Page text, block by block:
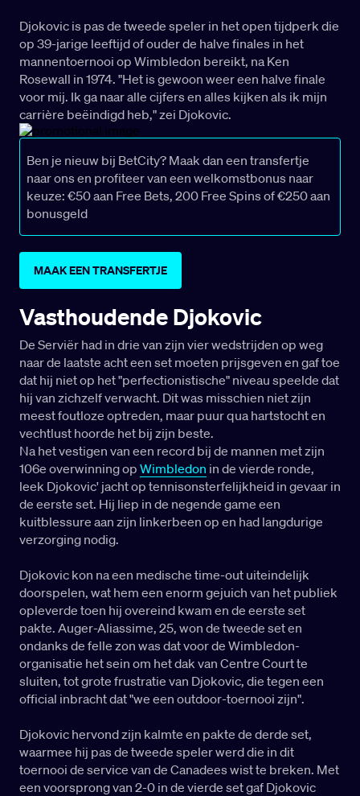
Djokovic is pas de tweede speler in het open tijdperk die
op 39-jarige leeftijd of ouder de halve finales in het
mannentoernooi op Wimbledon bereikt, na Ken
Rosewall in 1974. "Het is gewoon weer een halve finale
voor mij. Ik ga naar alle cijfers en alles kijken als ik mijn
carrière beëindigd heb," zei Djokovic.
Ben je nieuw bij BetCity? Maak dan een transfertje
naar ons en profiteer van een welkomstbonus naar
keuze: €50 aan Free Bets, 200 Free Spins of €250 aan
bonusgeld
MAAK EEN TRANSFERTJE
Vasthoudende Djokovic
De Serviër had in drie van zijn vier wedstrijden op weg
naar de laatste acht een set moeten prijsgeven en gaf toe
dat hij niet op het "perfectionistische" niveau speelde dat
hij van zichzelf verwacht. Dit was misschien niet zijn
meest foutloze optreden, maar puur qua hartstocht en
vechtlust hoorde het bij zijn beste.
Na het vestigen van een record bij de mannen met zijn
106e overwinning op Wimbledon in de vierde ronde,
leek Djokovic' jacht op tennisonsterfelijkheid in gevaar in
de eerste set. Hij liep in de negende game een
kuitblessure aan zijn linkerbeen op en had langdurige
verzorging nodig.
Djokovic kon na een medische time-out uiteindelijk
doorspelen, wat hem een enorm gejuich van het publiek
opleverde toen hij overeind kwam en de eerste set
pakte. Auger-Aliassime, 25, won de tweede set en
ondanks de felle zon was dat voor de Wimbledon-
organisatie het sein om het dak van Centre Court te
sluiten, tot grote frustratie van Djokovic, die tegen een
official inbracht dat "we een outdoor-toernooi zijn".
Djokovic hervond zijn kalmte en pakte de derde set,
waarmee hij pas de tweede speler werd die in dit
toernooi de service van de Canadees wist te breken. Met
een voorsprong van 2-0 in de vierde set gaf Djokovic